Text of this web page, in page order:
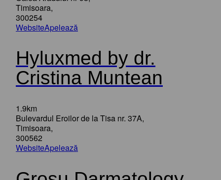
Timisoara,
300254
WebsiteApelează
Hyluxmed by dr.
Cristina Muntean
1.9km
Bulevardul Eroilor de la Tisa nr. 37A,
Timisoara,
300562
WebsiteApelează